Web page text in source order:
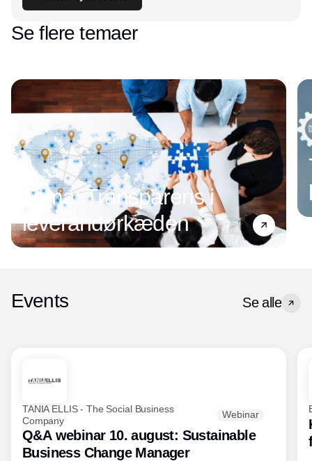
Se flere temaer
Tema: Transparens i
leverandørkæden
Events Se alle
TANIA ELLIS - The Social Business
Company
Webinar
Q&A webinar 10. august: Sustainable
Business Change Manager